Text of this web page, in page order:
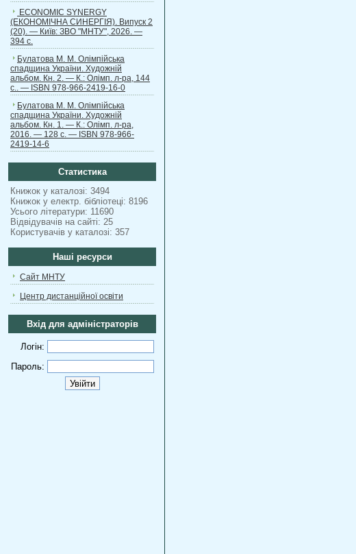
ECONOMIC SYNERGY
(ЕКОНОМІЧНА СИНЕРГІЯ). Випуск 2
(20). — Київ: ЗВО "МНТУ", 2026. —
394 с.
Булатова М. М. Олімпійська
спадщина України. Художній
альбом. Кн. 2. — К.: Олімп. л-ра, 144
с.. — ISBN 978-966-2419-16-0
Булатова М. М. Олімпійська
спадщина України. Художній
альбом. Кн. 1. — К.: Олімп. л-ра,
2016. — 128 с. — ISBN 978-966-
2419-14-6
Статистика
Книжок у каталозі: 3494
Книжок у електр. бібліотеці: 8196
Усього літератури: 11690
Відвідувачів на сайті: 25
Користувачів у каталозі: 357
Наші ресурси
Сайт МНТУ
Центр дистанційної освіти
Вхід для адміністраторів
Логін:
Пароль: